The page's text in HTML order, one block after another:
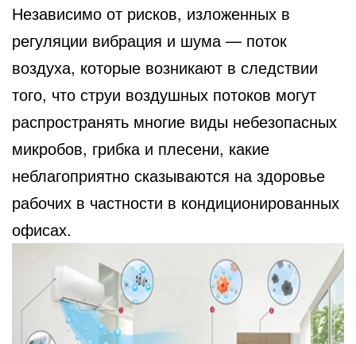
Независимо от рисков, изложенных в
регуляции вибрация и шума — поток
воздуха, которые возникают в следствии
того, что струи воздушных потоков могут
распространять многие виды небезопасных
микробов, грибка и плесени, какие
неблагоприятно сказываются на здоровье
рабочих в частности в кондиционированных
офисах.